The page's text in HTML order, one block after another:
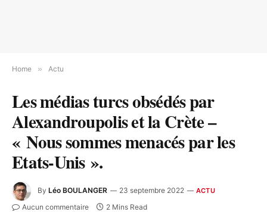
Home » Actu
Les médias turcs obsédés par
Alexandroupolis et la Crète –
« Nous sommes menacés par les
Etats-Unis ».
By Léo BOULANGER 23 septembre 2022 ACTU
Aucun commentaire 2 Mins Read